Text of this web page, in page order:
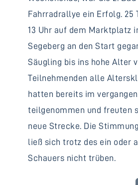
Fahrradrallye ein Erfolg. 25
13 Uhr auf dem Marktplatz
Segeberg an den Start
Säugling bis ins hohe Alter
Teilnehmenden alle
hatten bereits im
teilgenommen und freuten
neue Strecke. Die
ließ sich trotz des ein oder
Schauers nicht trüben.